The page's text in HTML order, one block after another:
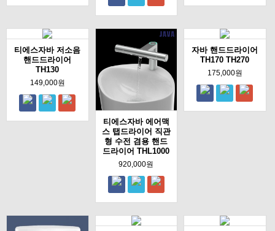
티에스자바 저소음
핸드드라이어
TH130
149,000원
티에스자바 에어맥
스 탭드라이어 직관
형 수전 겸용 핸드
드라이어 THL1000
920,000원
자바 핸드드라이어
TH170 TH270
175,000원